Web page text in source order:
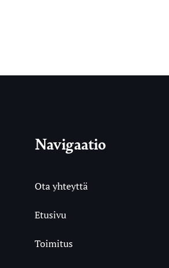
Navigaatio
Ota yhteyttä
Etusivu
Toimitus